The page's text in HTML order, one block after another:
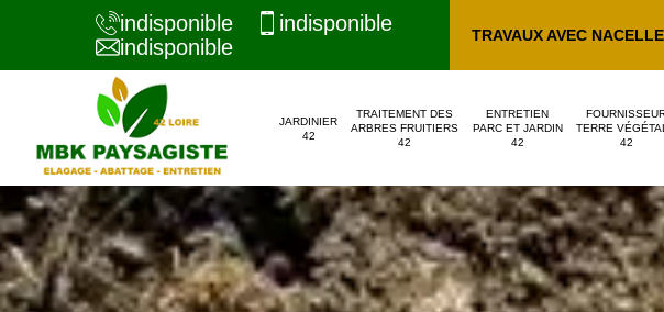
indisponible
indisponible
indisponible
TRAVAUX AVEC
JARDINIER
42
TRAITEMENT DES
ARBRES FRUITIERS
42
ENTRETIEN
PARC ET JARDIN
42
TERRE
42